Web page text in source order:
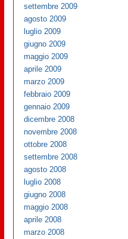
settembre 2009
agosto 2009
luglio 2009
giugno 2009
maggio 2009
aprile 2009
marzo 2009
febbraio 2009
gennaio 2009
dicembre 2008
novembre 2008
ottobre 2008
settembre 2008
agosto 2008
luglio 2008
giugno 2008
maggio 2008
aprile 2008
marzo 2008